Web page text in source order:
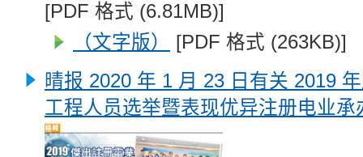
[PDF 格式 (6.81MB)]
（文字版）
[PDF 格式 (263KB)]
晴报 2020 年 1 月 23 日有关 2019
工程人员选举暨表现优异注册电业承